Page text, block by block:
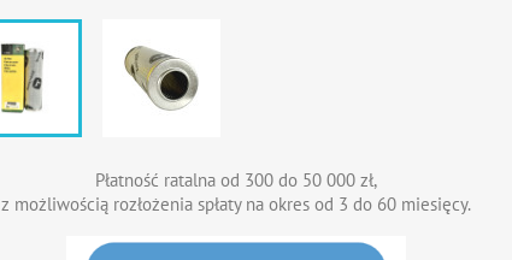
Płatność ratalna od 300 do 50 000 zł,
z możliwością rozłożenia spłaty na okres od 3 do 60 miesięcy.